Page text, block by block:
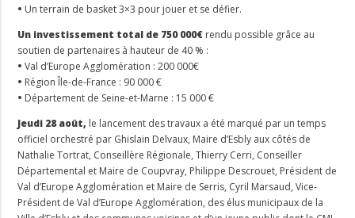
• Un terrain de basket 3×3 pour jouer et se défier.
Un investissement total de 750 000€ rendu possible grâce au
soutien de partenaires à hauteur de 40 % :
• Val d’Europe Agglomération : 200 000€
• Région Île-de-France : 90 000 €
• Département de Seine-et-Marne : 15 000 €
Jeudi 28 août, le lancement des travaux a été marqué par un temps
officiel orchestré par Ghislain Delvaux, Maire d’Esbly aux côtés de
Nathalie Tortrat, Conseillère Régionale, Thierry Cerri, Conseiller
Départemental et Maire de Coupvray, Philippe Descrouet, Président de
Val d’Europe Agglomération et Maire de Serris, Cyril Marsaud, Vice-
Président de Val d’Europe Agglomération, des élus municipaux de la